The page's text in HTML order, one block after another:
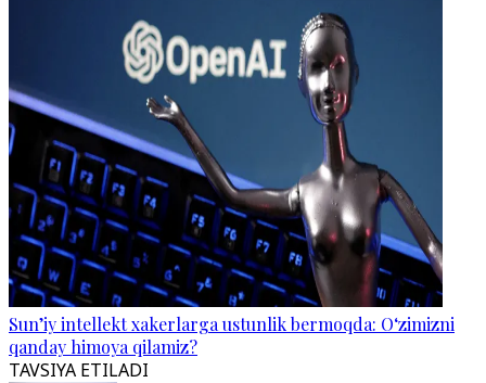
Sun’iy intellekt xakerlarga ustunlik bermoqda: O‘zimizni
qanday himoya qilamiz?
TAVSIYA ETILADI